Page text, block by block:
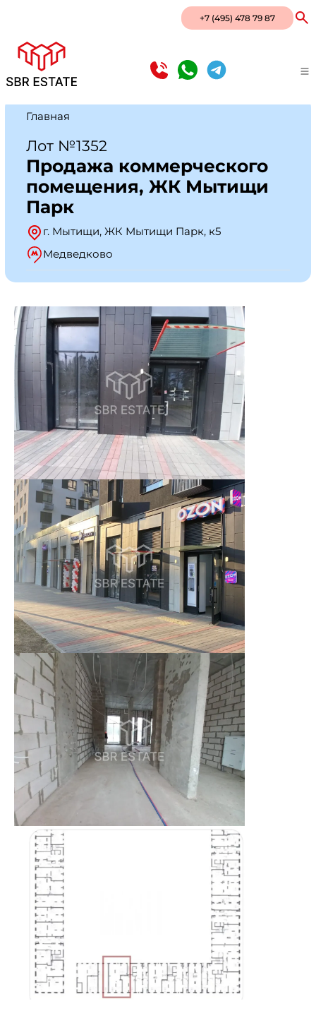
+7 (495) 478 79 87
Главная
Лот №1352
Продажа коммерческого
помещения, ЖК Мытищи
Парк
г. Мытищи, ЖК Мытищи Парк, к5
Медведково